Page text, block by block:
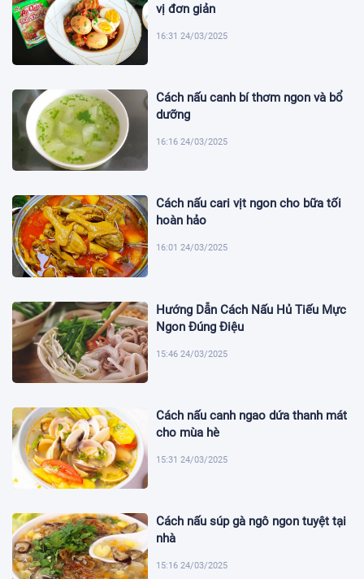
vị đơn giản
16:31 24/03/2025
Cách nấu canh bí thơm ngon và bổ
dưỡng
16:16 24/03/2025
Cách nấu cari vịt ngon cho bữa tối
hoàn hảo
16:01 24/03/2025
Hướng Dẫn Cách Nấu Hủ Tiếu Mực
Ngon Đúng Điệu
15:46 24/03/2025
Cách nấu canh ngao dứa thanh mát
cho mùa hè
15:31 24/03/2025
Cách nấu súp gà ngô ngon tuyệt tại
nhà
15:16 24/03/2025